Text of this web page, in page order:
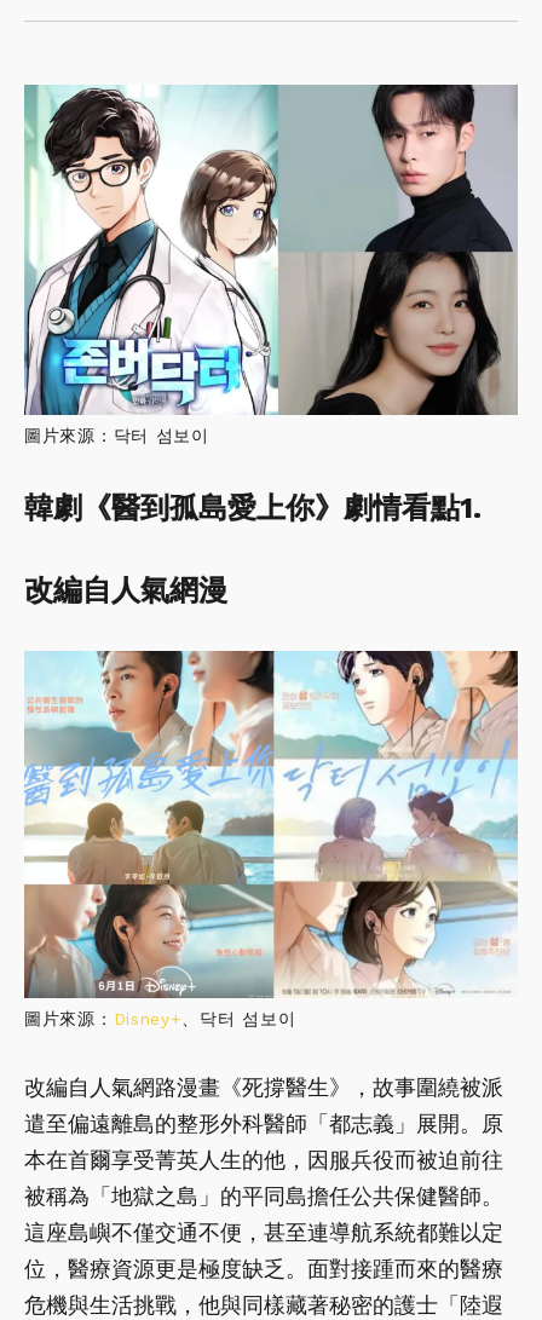
圖片來源：닥터 섬보이
韓劇《醫到孤島愛上你》劇情看點1.
改編自人氣網漫
圖片來源： Disney+ 、닥터 섬보이
改編自人氣網路漫畫《死撐醫生》，故事圍繞被派
遣至偏遠離島的整形外科醫師「都志義」展開。原
本在首爾享受菁英人生的他，因服兵役而被迫前往
被稱為「地獄之島」的平同島擔任公共保健醫師。
這座島嶼不僅交通不便，甚至連導航系統都難以定
位，醫療資源更是極度缺乏。面對接踵而來的醫療
危機與生活挑戰，他與同樣藏著秘密的護士「陸遐